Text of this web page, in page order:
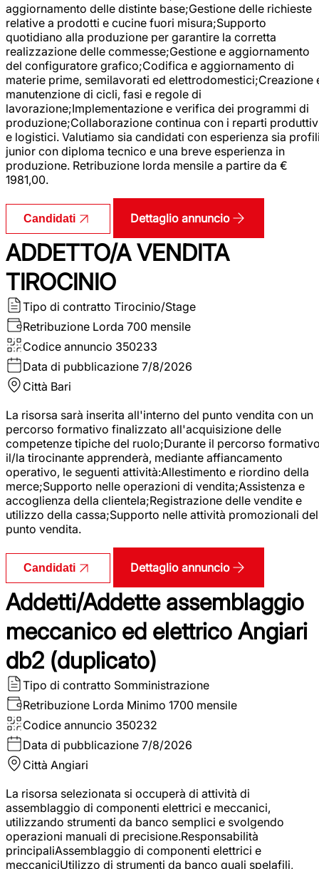
aggiornamento delle distinte base;Gestione delle richieste
relative a prodotti e cucine fuori misura;Supporto
quotidiano alla produzione per garantire la corretta
realizzazione delle commesse;Gestione e aggiornamento
del configuratore grafico;Codifica e aggiornamento di
materie prime, semilavorati ed elettrodomestici;Creazione
manutenzione di cicli, fasi e regole di
lavorazione;Implementazione e verifica dei programmi di
produzione;Collaborazione continua con i reparti
e logistici. Valutiamo sia candidati con esperienza sia
junior con diploma tecnico e una breve esperienza in
produzione. Retribuzione lorda mensile a partire da €
1981,00.
Candidati Dettaglio annuncio
ADDETTO/A VENDITA
TIROCINIO
Tipo di contratto Tirocinio/Stage
Retribuzione Lorda 700 mensile
Codice annuncio 350233
Data di pubblicazione 7/8/2026
Città Bari
La risorsa sarà inserita all'interno del punto vendita con un
percorso formativo finalizzato all'acquisizione delle
competenze tipiche del ruolo;Durante il percorso
il/la tirocinante apprenderà, mediante affiancamento
operativo, le seguenti attività:Allestimento e riordino della
merce;Supporto nelle operazioni di vendita;Assistenza e
accoglienza della clientela;Registrazione delle vendite e
utilizzo della cassa;Supporto nelle attività promozionali del
punto vendita.
Candidati Dettaglio annuncio
Addetti/Addette assemblaggio
meccanico ed elettrico Angiari
db2 (duplicato)
Tipo di contratto Somministrazione
Retribuzione Lorda Minimo 1700 mensile
Codice annuncio 350232
Data di pubblicazione 7/8/2026
Città Angiari
La risorsa selezionata si occuperà di attività di
assemblaggio di componenti elettrici e meccanici,
utilizzando strumenti da banco semplici e svolgendo
operazioni manuali di precisione.Responsabilità
principaliAssemblaggio di componenti elettrici e
meccaniciUtilizzo di strumenti da banco quali spelafili,